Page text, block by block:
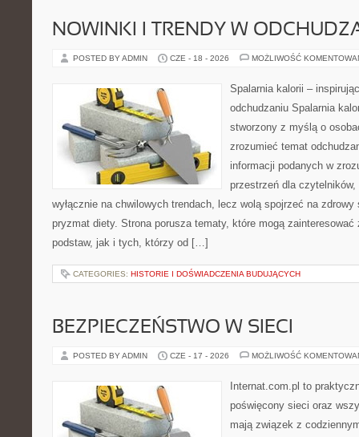
NOWINKI I TRENDY W
POSTED BY ADMIN CZE - 18 - 2026 MOŻLIWOŚĆ
Spalarnia kalorii –
odchudzaniu Spalarnia
stworzony z myślą o
zrozumieć temat
informacji podanych w
przestrzeń dla
wyłącznie na chwilowych trendach, lecz wolą spojrzeć na
pryzmat diety. Strona porusza tematy, które mogą
podstaw, jak i tych, którzy od […]
CATEGORIES: HISTORIE I DOŚWIADCZENIA BUDUJĄCYCH
BEZPIECZEŃSTWO W SIECI
POSTED BY ADMIN CZE - 17 - 2026 MOŻLIWOŚĆ
Internat.com.pl to
poświęcony sieci oraz
mają związek z